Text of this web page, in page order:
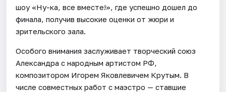
шоу «Ну-ка, все вместе!», где успешно дошел до
финала, получив высокие оценки от жюри и
зрительского зала.
Особого внимания заслуживает творческий союз
Александра с народным артистом РФ,
композитором Игорем Яковлевичем Крутым. В
числе совместных работ с маэстро — ставшие